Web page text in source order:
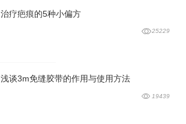
治疗疤痕的5种小偏方
25229
浅谈3m免缝胶带的作用与使用方法
19439